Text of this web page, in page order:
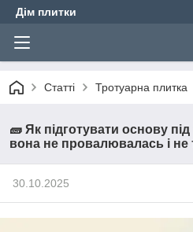
Дім плитки
Статті Тротуарна плитка
🧱 Як підготувати основу
вона не провалювалась і не
30.10.2025